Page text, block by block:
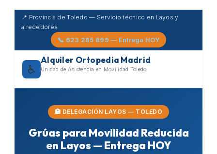
Skip
📍 Provincia de Toledo — Servicio técnico en Layos y
alrededores
📞 623 285 899 — Entrega HOY
♿
Alquiler Ortopedia Madrid
Unidad de Asistencia en Movilidad Toledo
🏥 DELEGACIÓN LAYOS — TOLEDO
Grúas para Movilidad Reducida
en Layos — Entrega HOY